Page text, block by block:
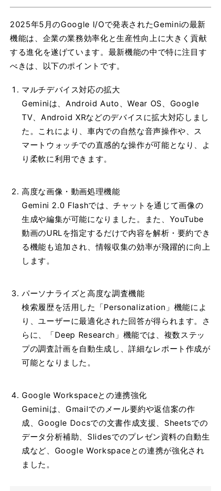
2025年5月のGoogle I/Oで発表されたGeminiの最新
機能は、企業の業務効率化と生産性向上に大きく貢献
する進化を遂げています。最新機能の中で特に注目す
べきは、以下のポイントです。
マルチデバイス対応の拡大
Geminiは、Android Auto、Wear OS、Google
TV、Android XRなどのデバイスに拡大対応しまし
た。これにより、車内での自然な音声操作や、ス
マートウォッチでの直感的な操作が可能となり、よ
り柔軟に利用できます。
高 度な画像・動画処理機能
Gemini 2.0 Flashでは、チャットを通じて画像の
生成や編集が可能になりました。また、YouTube
動画のURLを指定するだけで内容を解析・要約でき
る機能も追加され、情報収集の効率が飛躍的に向上
します。
パーソナライズと高度な調査機能
検索履歴を活用した「Personalization」機能によ
り、ユーザーに最適化された回答が得られます。さ
らに、「Deep Research」機能では、複数ステッ
プの調査計画を自動生成し、詳細なレポート作成が
可能となりました。
Google Workspaceとの連携強化
Geminiは、Gmailでのメール要約や返信案の作
成、Google Docsでの文書作成支援、Sheetsでの
データ分析補助、Slidesでのプレゼン資料の自動生
成など、Google Workspaceとの連携が強化され
ました。